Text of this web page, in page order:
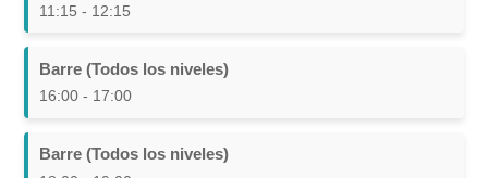
11:15 - 12:15
Barre (Todos los niveles)
16:00 - 17:00
Barre (Todos los niveles)